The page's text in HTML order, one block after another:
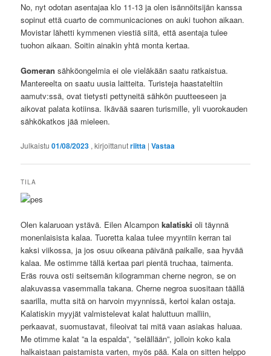
No, nyt odotan asentajaa klo 11-13 ja olen isännöitsijän kanssa
sopinut että cuarto de communicaciones on auki tuohon aikaan.
Movistar lähetti kymmenen viestiä siitä, että asentaja tulee
tuohon aikaan. Soitin ainakin yhtä monta kertaa.
Gomeran sähköongelmia ei ole vieläkään saatu ratkaistua.
Mantereelta on saatu uusia laitteita. Turisteja haastateltiin
aamutv:ssä, ovat tietysti pettyneitä sähkön puutteeseen ja
aikovat palata kotiinsa. Ikävää saaren turismille, yli vuorokauden
sähkökatkos jää mieleen.
Julkaistu01/08/2023 , kirjoittanutriitta |Vastaa
TILA
Olen kalaruoan ystävä. Eilen Alcamponkalatiski oli täynnä
monenlaisista kalaa. Tuoretta kalaa tulee myyntiin kerran tai
kaksi viikossa, ja jos osuu oikeana päivänä paikalle, saa hyvää
kalaa. Me ostimme tällä kertaa pari pientä truchaa, taimenta.
Eräs rouva osti seitsemän kilogramman cherne negron, se on
alakuvassa vasemmalla takana. Cherne negroa suositaan täällä
saarilla, mutta sitä on harvoin myynnissä, kertoi kalan ostaja.
Kalatiskin myyjät valmistelevat kalat haluttuun malliin,
perkaavat, suomustavat, fileoivat tai mitä vaan asiakas haluaa.
Me otimme kalat ”a la espalda”, ”selällään”, jolloin koko kala
halkaistaan paistamista varten, myös pää. Kala on sitten helppo